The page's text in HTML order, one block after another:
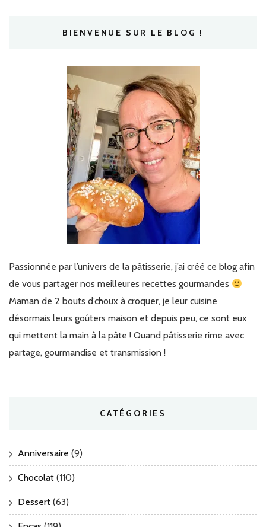
BIENVENUE SUR LE BLOG !
Passionnée par l’univers de la pâtisserie, j’ai créé ce blog afin
de vous partager nos meilleures recettes gourmandes
Maman de 2 bouts d’choux à croquer, je leur cuisine
désormais leurs goûters maison et depuis peu, ce sont eux
qui mettent la main à la pâte ! Quand pâtisserie rime avec
partage, gourmandise et transmission !
CATÉGORIES
Anniversaire (9)
Chocolat (110)
Dessert (63)